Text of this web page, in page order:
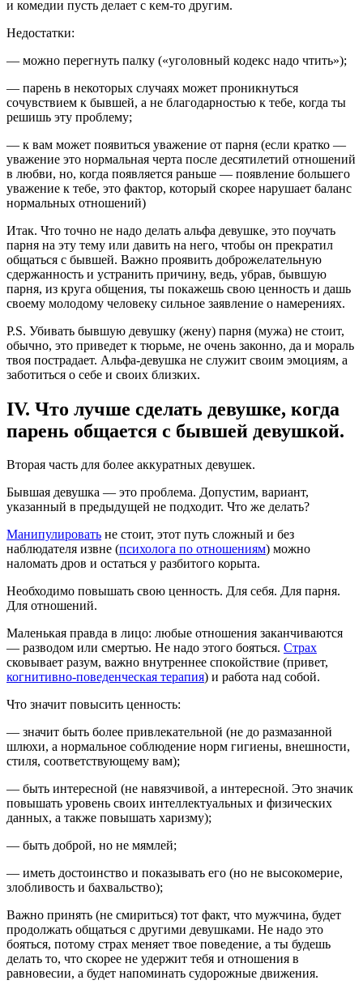
и комедии пусть делает с кем-то другим.
Недостатки:
— можно перегнуть палку («уголовный кодекс надо чтить»);
— парень в некоторых случаях может проникнуться
сочувствием к бывшей, а не благодарностью к тебе, когда ты
решишь эту проблему;
— к вам может появиться уважение от парня (если кратко —
уважение это нормальная черта после десятилетий отношений
в любви, но, когда появляется раньше — появление большего
уважение к тебе, это фактор, который скорее нарушает баланс
нормальных отношений)
Итак. Что точно не надо делать альфа девушке, это поучать
парня на эту тему или давить на него, чтобы он прекратил
общаться с бывшей. Важно проявить доброжелательную
сдержанность и устранить причину, ведь, убрав, бывшую
парня, из круга общения, ты покажешь свою ценность и дашь
своему молодому человеку сильное заявление о намерениях.
P.S. Убивать бывшую девушку (жену) парня (мужа) не стоит,
обычно, это приведет к тюрьме, не очень законно, да и мораль
твоя пострадает. Альфа-девушка не служит своим эмоциям, а
заботиться о себе и своих близких.
IV. Что лучше сделать девушке, когда
парень общается с бывшей девушкой.
Вторая часть для более аккуратных девушек.
Бывшая девушка — это проблема. Допустим, вариант,
указанный в предыдущей не подходит. Что же делать?
Манипулировать не стоит, этот путь сложный и без
наблюдателя извне (психолога по отношениям) можно
наломать дров и остаться у разбитого корыта.
Необходимо повышать свою ценность. Для себя. Для парня.
Для отношений.
Маленькая правда в лицо: любые отношения заканчиваются
— разводом или смертью. Не надо этого бояться. Страх
сковывает разум, важно внутреннее спокойствие (привет,
когнитивно-поведенческая терапия) и работа над собой.
Что значит повысить ценность:
— значит быть более привлекательной (не до размазанной
шлюхи, а нормальное соблюдение норм гигиены, внешности,
стиля, соответствующему вам);
— быть интересной (не навязчивой, а интересной. Это значик
повышать уровень своих интеллектуальных и физических
данных, а также повышать харизму);
— быть доброй, но не мямлей;
— иметь достоинство и показывать его (но не высокомерие,
злобливость и бахвальство);
Важно принять (не смириться) тот факт, что мужчина, будет
продолжать общаться с другими девушками. Не надо это
бояться, потому страх меняет твое поведение, а ты будешь
делать то, что скорее не удержит тебя и отношения в
равновесии, а будет напоминать судорожные движения.